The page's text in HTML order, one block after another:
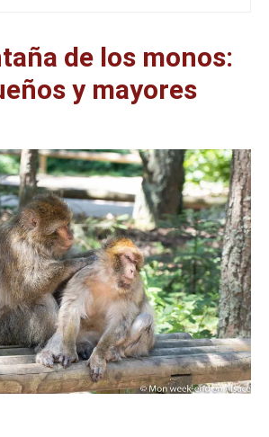
de los monos:
y mayores